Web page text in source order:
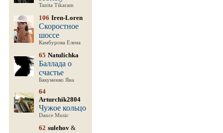
Tanita Tikaram
106 Iren-Loren
Скоростное
шоссе
Камбурова Елена
65 Natulichka
Баллада о
счастье
Бакуменко Яна
64
Arturchik2804
Чужое кольцо
Dance Music
62 sulehov &